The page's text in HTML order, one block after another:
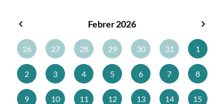
Febrer 2026
26
27 28 29 30 31 1
2 3 4 5 6 7 8
9 10 11 12 13 14 15